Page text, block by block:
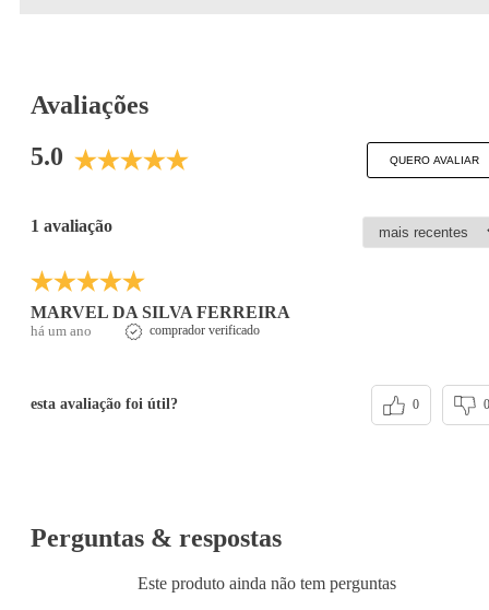
Avaliações
5.0
QUERO AVALIAR
1 avaliação
MARVEL DA SILVA FERREIRA
há um ano comprador verificado
esta avaliação foi útil? 0 0
Perguntas & respostas
Este produto ainda não tem perguntas